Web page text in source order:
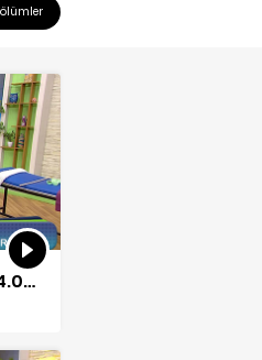
Konunun Uzmanı 15. Bölüm - 14.04.2022